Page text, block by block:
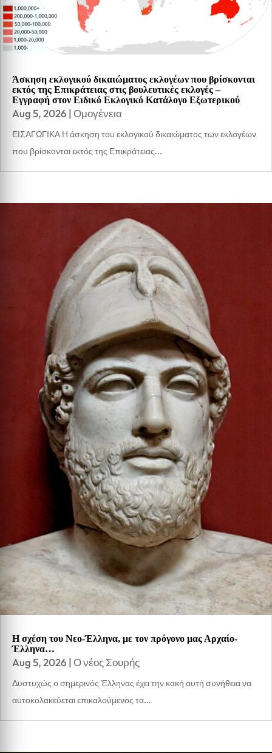
Άσκηση εκλογικού δικαιώματος εκλογέων που βρίσκονται
εκτός της Επικράτειας στις βουλευτικές εκλογές –
Εγγραφή στον Ειδικό Εκλογικό Κατάλογο Εξωτερικού
Aug 5, 2026 |Ομογένεια
ΕΙΣΑΓΩΓΙΚΑ Η άσκηση του εκλογικού δικαιώματος των εκλογέων
που βρίσκονται εκτός της Επικράτειας...
Η σχέση του Νεο-Έλληνα, με τον πρόγονο μας Αρχαίο-
Έλληνα…
Aug 5, 2026 |Ο νέος Σουρής
Δυστυχώς ο σημερινός Έλληνας έχει την κακή αυτή συνήθεια να
αυτοκολακεύεται επικαλούμενος τα...